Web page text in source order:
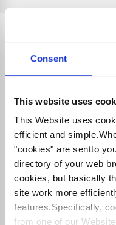
Consent
This website uses
This Website uses
efficient and
"cookies" are sentto
directory of your web
cookies, but basically
site work more
features.Specifically,
from one of our
6.1. ATTIVITA' DI
LEGALE DEI CONTI
I professionisti dello
sindacali di primarie
attività di revisione
svolta in ottica
necessario, l’assetto
contabile
pratica professionale.